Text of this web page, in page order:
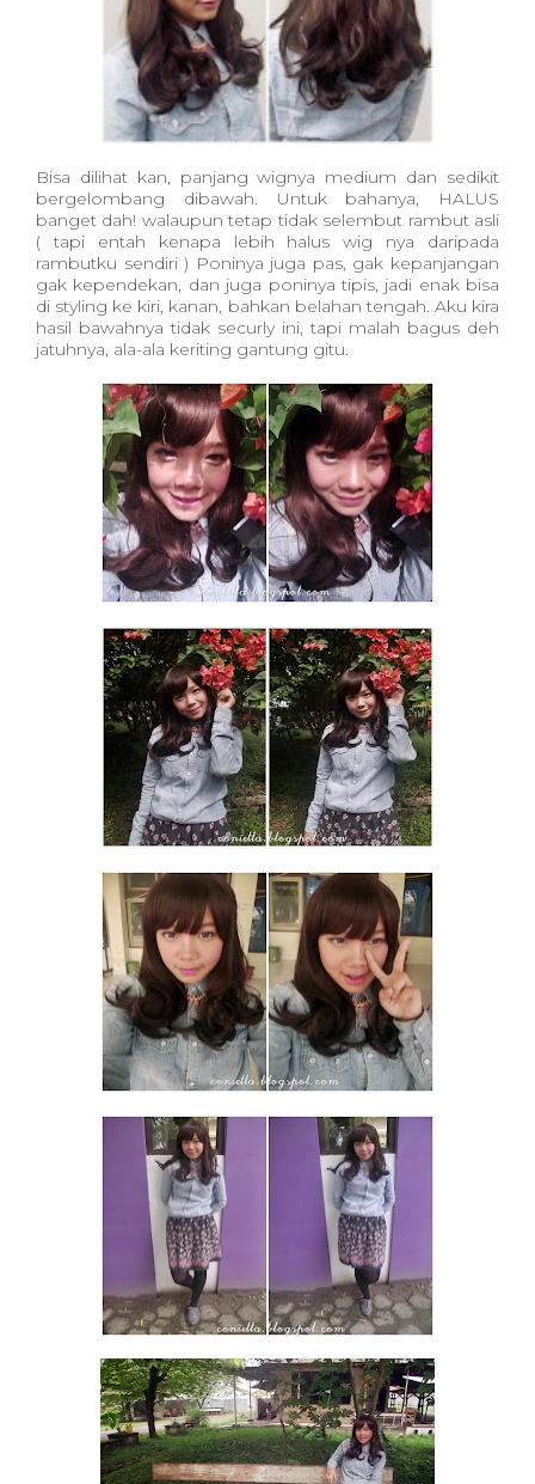
Bisa dilihat kan, panjang wignya medium dan sedikit
bergelombang dibawah. Untuk bahanya, HALUS
banget dah! walaupun tetap tidak selembut rambut asli
( tapi entah kenapa lebih halus wig nya daripada
rambutku sendiri ) Poninya juga pas, gak kepanjangan
gak kependekan, dan juga poninya tipis, jadi enak bisa
di styling ke kiri, kanan, bahkan belahan tengah. Aku kira
hasil bawahnya tidak securly ini, tapi malah bagus deh
jatuhnya, ala-ala keriting gantung gitu.